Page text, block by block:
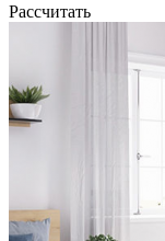
Рассчитать